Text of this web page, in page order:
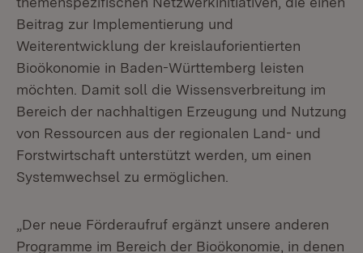
Beitrag zur Implementierung und
Weiterentwicklung der kreislauforientierten
Bioökonomie in Baden-Württemberg leisten
möchten. Damit soll die Wissensverbreitung im
Bereich der nachhaltigen Erzeugung und Nutzung
von Ressourcen aus der regionalen Land- und
Forstwirtschaft unterstützt werden, um einen
Systemwechsel zu ermöglichen.
„Der neue Förderaufruf ergänzt unsere anderen
Programme im Bereich der Bioökonomie, in denen